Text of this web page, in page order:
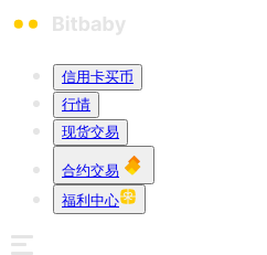
信用卡买币
行情
现货交易
合约交易
福利中心